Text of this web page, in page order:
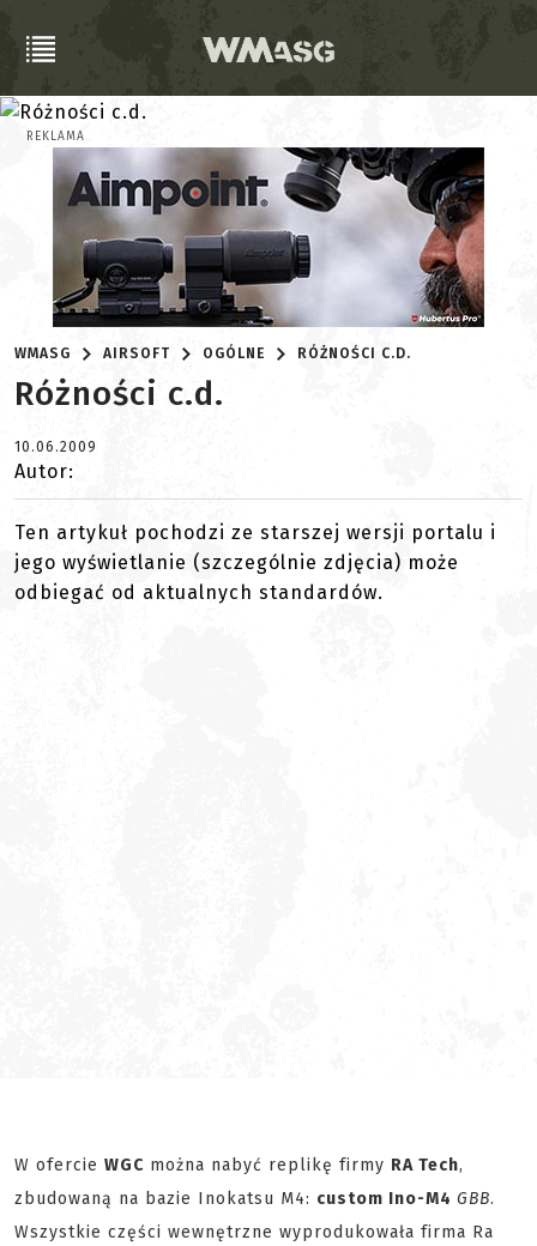
REKLAMA
WMASG AIRSOFT OGÓLNE RÓŻNOŚCI C.D.
Różności c.d.
10.06.2009
Autor:
Ten artykuł pochodzi ze starszej wersji portalu i
jego wyświetlanie (szczególnie zdjęcia) może
odbiegać od aktualnych standardów.
W ofercie WGC można nabyć replikę firmy RA Tech,
zbudowaną na bazie Inokatsu M4: custom Ino-M4 GBB.
Wszystkie części wewnętrzne wyprodukowała firma Ra